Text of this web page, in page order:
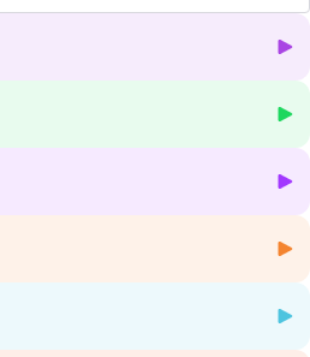
y a plusieurs années. Je l'ai arrêté en
format.
là.